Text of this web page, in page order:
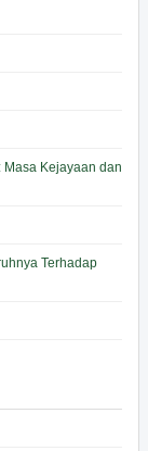
Kejayaan dan
Terhadap